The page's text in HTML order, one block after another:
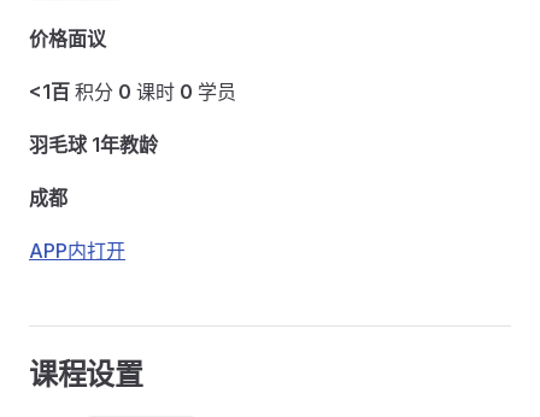
价格面议
<1百 积分 0 课时 0 学员
羽毛球 1年教龄
成都
APP内打开
课程设置